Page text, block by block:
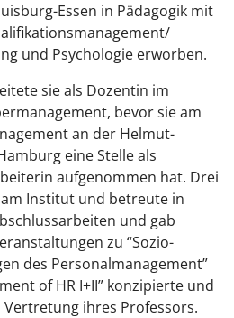
Essen in Pädagogik mit
und Psychologie erworben.
sie als Dozentin im
bevor sie am
an der Helmut-
eine Stelle als
aufgenommen hat. Drei
Institut und betreute in
und gab
zu “Sozio-
des Personalmanagement”
of HR I+II” konzipierte und
ihres Professors.